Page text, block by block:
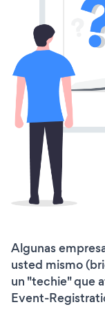
Algunas
usted mismo
un "techie" que
Event-